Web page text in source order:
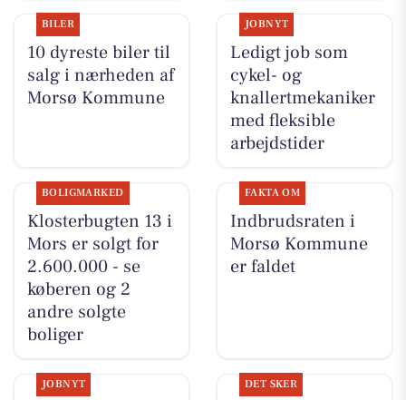
BILER
10 dyreste biler til
salg i nærheden af
Morsø Kommune
JOBNYT
Ledigt job som
cykel- og
knallertmekaniker
med fleksible
arbejdstider
BOLIGMARKED
Klosterbugten 13 i
Mors er solgt for
2.600.000 - se
køberen og 2
andre solgte
boliger
FAKTA OM
Indbrudsraten i
Morsø Kommune
er faldet
JOBNYT DET SKER